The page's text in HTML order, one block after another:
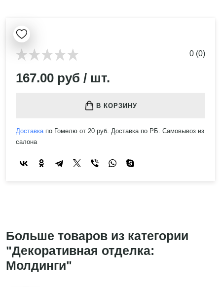
0 (0)
167.00 руб / шт.
В КОРЗИНУ
Доставкапо Гомелю от 20 руб. Доставка по РБ. Самовывоз из
салона
Больше товаров из категории
"Декоративная отделка:
Молдинги"